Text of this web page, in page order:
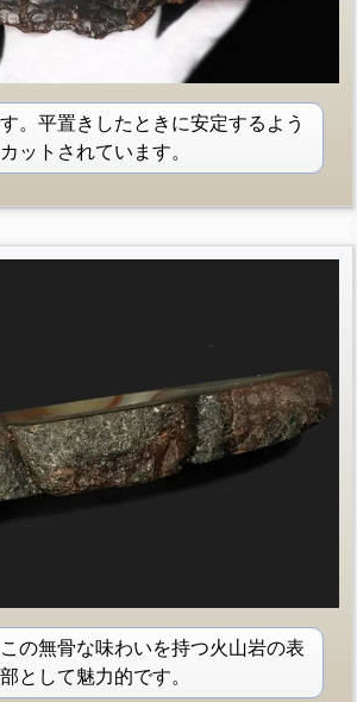
。平置きしたときに安定するよう
ットされています。
の無骨な味わいを持つ火山岩の表
として魅力的です。